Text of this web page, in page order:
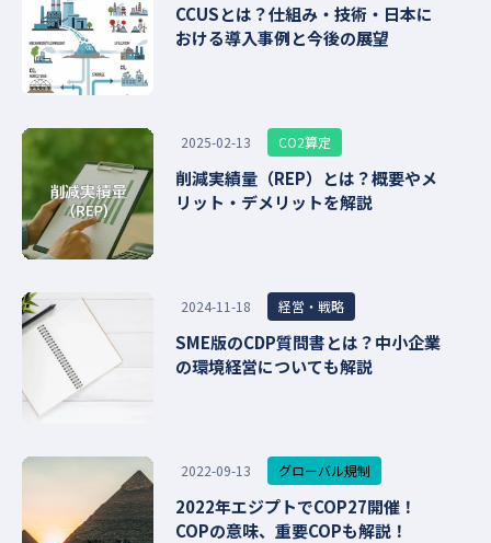
CCUSとは？仕組み・技術・日本に
おける導入事例と今後の展望
2025-02-13 CO2算定
削減実績量（REP）とは？概要やメ
リット・デメリットを解説
2024-11-18 経営・戦略
SME版のCDP質問書とは？中小企業
の環境経営についても解説
2022-09-13 グローバル規制
2022年エジプトでCOP27開催！
COPの意味、重要COPも解説！